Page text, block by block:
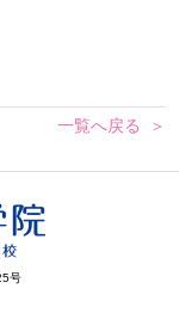
一覧へ戻る
号